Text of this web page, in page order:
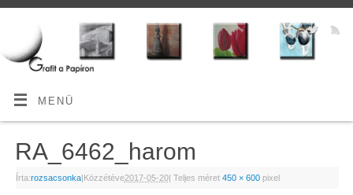
MENÜ
RA_6462_harom
Írta:rozsacsonka|Közzétéve2017-05-20| Teljes méret 450 × 600pixel